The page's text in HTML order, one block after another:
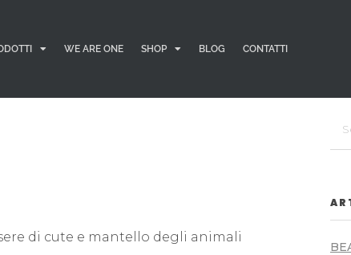
WE ARE ONE SHOP BLOG CONTATTI
di cute e mantello degli animali